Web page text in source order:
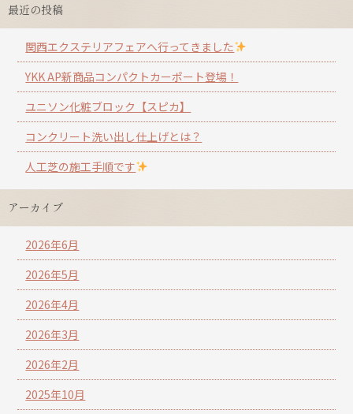
最近の投稿
関西エクステリアフェアへ行ってきました
YKK AP新商品コンパクトカーポート登場！
ユニソン化粧ブロック【スピカ】
コンクリート洗い出し仕上げとは？
人工芝の施工手順です
アーカイブ
2026年6月
2026年5月
2026年4月
2026年3月
2026年2月
2025年10月